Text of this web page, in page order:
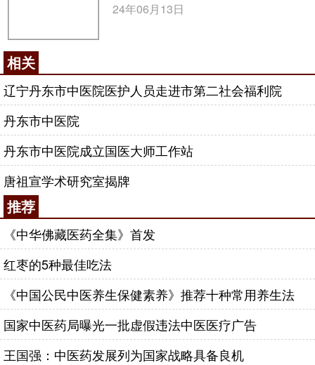
24年06月13日
相关
辽宁丹东市中医院医护人员走进市第二社会福利院
丹东市中医院
丹东市中医院成立国医大师工作站
唐祖宣学术研究室揭牌
推荐
《中华佛藏医药全集》首发
红枣的5种最佳吃法
《中国公民中医养生保健素养》推荐十种常用养生法
国家中医药局曝光一批虚假违法中医医疗广告
王国强：中医药发展列为国家战略具备良机